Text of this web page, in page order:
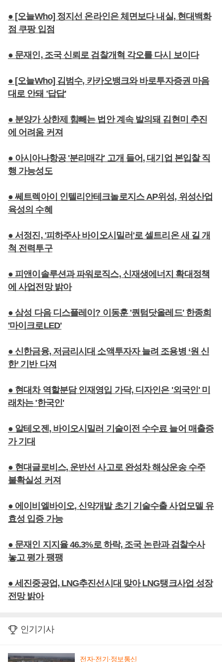
● [오늘Who] 정지선 온라인은 체면보다 내실, 현대백화
점 쿠팡 입점
● 문재인, 조국 신뢰로 검찰개혁 각오를 다시 보이다
● [오늘Who] 김범수, 카카오뱅크와 바로투자증권 마음
대로 안돼 '답답'
● 분양가 상한제 힘빼는 법안 계속 발의돼 김현미 추진
에 어려움 커져
● 아시아나항공 '분리매각' 고개 들어, 대기업 본입찰 직
행 가능성도
● 쎄트렉아이 인텔리안테크놀로지스 AP위성, 위성산업
육성의 수혜
● 서정진, '피하주사 바이오시밀러'로 셀트리온 새 길 개
척 전력투구
● 피앤이솔루션과 파워로직스, 신재생에너지 확대정책
에 사업전망 밝아
● 삼성 다음 디스플레이? 이동훈 '퀀텀닷올레드' 한종희
'마이크로LED'
● 신한금융, 저금리시대 소액투자자 늘려 조용병 ‘원 신
한’ 기반 다져
● 현대차 역할분담 인재영입 가닥, 디자인은 '외국인' 미
래차는 '한국인'
● 알테오젠, 바이오시밀러 기술이전 수수료 늘어 매출증
가 기대
● 현대글로비스, 운반선 사고로 완성차 해상운송 수주
불확실성 커져
● 에이비엘바이오, 신약개발 초기 기술수출 사업모델 유
효성 입증 가능
● 문재인 지지율 46.3%로 하락, 조국 논란과 검찰수사
놓고 평가 팽팽
● 세진중공업, LNG추진선시대 맞아 LNG탱크사업 성장
전망 밝아
인기기사
전자·전기·정보통신